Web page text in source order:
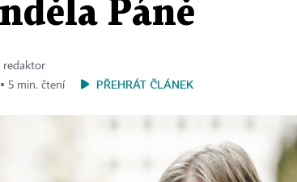
Páně
redaktor
5 min. čtení
PŘEHRÁT ČLÁNEK